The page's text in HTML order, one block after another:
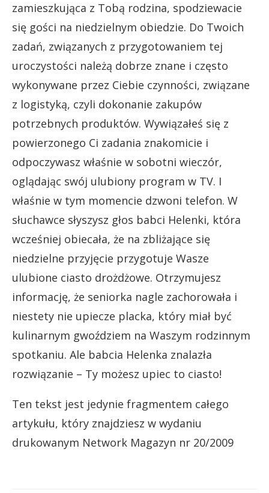
zamieszkująca z Tobą rodzina, spodziewacie
się gości na niedzielnym obiedzie. Do Twoich
zadań, związanych z przygotowaniem tej
uroczystości należą dobrze znane i często
wykonywane przez Ciebie czynności, związane
z logistyką, czyli dokonanie zakupów
potrzebnych produktów. Wywiązałeś się z
powierzonego Ci zadania znakomicie i
odpoczywasz właśnie w sobotni wieczór,
oglądając swój ulubiony program w TV. I
właśnie w tym momencie dzwoni telefon. W
słuchawce słyszysz głos babci Helenki, która
wcześniej obiecała, że na zbliżające się
niedzielne przyjęcie przygotuje Wasze
ulubione ciasto drożdżowe. Otrzymujesz
informację, że seniorka nagle zachorowała i
niestety nie upiecze placka, który miał być
kulinarnym gwoździem na Waszym rodzinnym
spotkaniu. Ale babcia Helenka znalazła
rozwiązanie – Ty możesz upiec to ciasto!
Ten tekst jest jedynie fragmentem całego
artykułu, który znajdziesz w wydaniu
drukowanym Network Magazyn nr 20/2009